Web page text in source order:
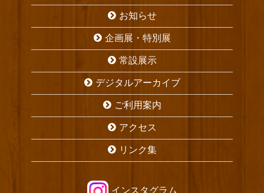
お知らせ
企画展・特別展
常設展示
デジタルアーカイブ
ご利用案内
アクセス
リンク集
インスタグラム